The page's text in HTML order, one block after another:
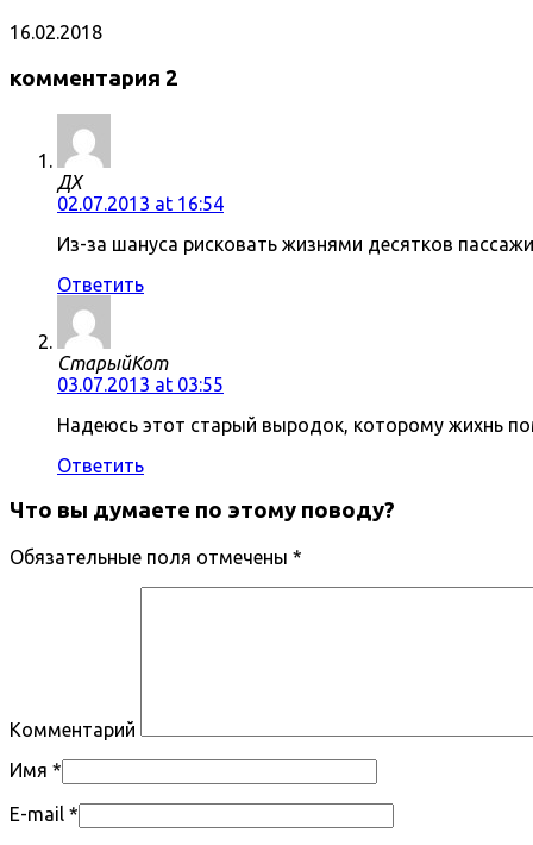
16.02.2018
комментария 2
ДХ
02.07.2013 at 16:54
Из-за шануса рисковать жизнями десятков
Ответить
СтарыйКот
03.07.2013 at 03:55
Надеюсь этот старый выродок, которому жихнь
Ответить
Что вы думаете по этому поводу?
Обязательные поля отмечены *
Комментарий
Имя *
E-mail *